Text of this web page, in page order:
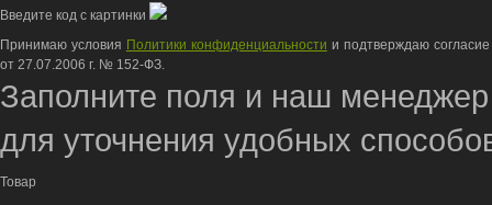
Введите код с картинки
Принимаю условия Политики конфиденциальности и подтверждаю
от 27.07.2006 г. № 152-ФЗ.
Заполните поля и наш
для уточнения удобных
Товар